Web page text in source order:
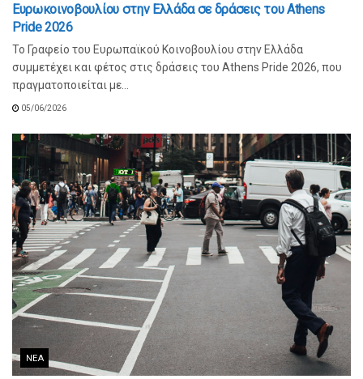
Ευρωκοινοβουλίου στην Ελλάδα σε δράσεις του Athens
Pride 2026
Το Γραφείο του Ευρωπαϊκού Κοινοβουλίου στην Ελλάδα
συμμετέχει και φέτος στις δράσεις του Athens Pride 2026, που
πραγματοποιείται με...
05/06/2026
ΝΈΑ